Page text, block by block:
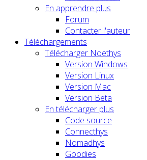
En apprendre plus
Forum
Contacter l'auteur
Téléchargements
Télécharger Noethys
Version Windows
Version Linux
Version Mac
Version Beta
En télécharger plus
Code source
Connecthys
Nomadhys
Goodies